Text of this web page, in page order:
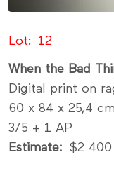
Lot 12
When the Bad
Digital print on
60 x 84 x 25,4 cm
3/5 + 1 AP
Estimate
$2 400